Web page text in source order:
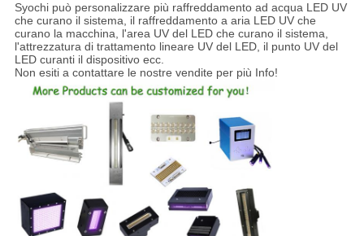
Syochi può personalizzare più raffreddamento ad acqua LED UV
che curano il sistema, il raffreddamento a aria LED UV che
curano la macchina, l'area UV del LED che curano il sistema,
l'attrezzatura di trattamento lineare UV del LED, il punto UV del
LED curanti il dispositivo ecc.
Non esiti a contattare le nostre vendite per più Info!